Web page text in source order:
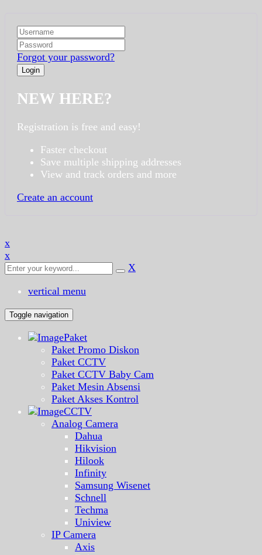
Forgot your password?
NEW HERE?
Registration is free and easy!
Faster checkout
Save multiple shipping addresses
View and track orders and more
Create an account
x
x
X
vertical menu
Toggle navigation
Paket
Paket Promo Diskon
Paket CCTV
Paket CCTV Baby Cam
Paket Mesin Absensi
Paket Akses Kontrol
CCTV
Analog Camera
Dahua
Hikvision
Hilook
Infinity
Samsung Wisenet
Schnell
Techma
Uniview
IP Camera
Axis